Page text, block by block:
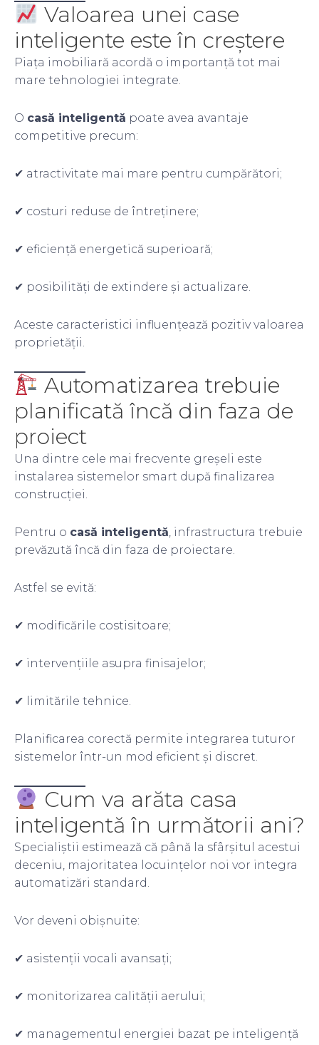
Valoarea unei case
inteligente este în creștere
Piața imobiliară acordă o importanță tot mai
mare tehnologiei integrate.
O casă inteligentă poate avea avantaje
competitive precum:
✔ atractivitate mai mare pentru cumpărători;
✔ costuri reduse de întreținere;
✔ eficiență energetică superioară;
✔ posibilități de extindere și actualizare.
Aceste caracteristici influențează pozitiv valoarea
proprietății.
Automatizarea trebuie
planificată încă din faza de
proiect
Una dintre cele mai frecvente greșeli este
instalarea sistemelor smart după finalizarea
construcției.
Pentru o casă inteligentă , infrastructura trebuie
prevăzută încă din faza de proiectare.
Astfel se evită:
✔ modificările costisitoare;
✔ intervențiile asupra finisajelor;
✔ limitările tehnice.
Planificarea corectă permite integrarea tuturor
sistemelor într-un mod eficient și discret.
Cum va arăta casa
inteligentă în următorii ani?
Specialiștii estimează că până la sfârșitul acestui
deceniu, majoritatea locuințelor noi vor integra
automatizări standard.
Vor deveni obișnuite:
✔ asistenții vocali avansați;
✔ monitorizarea calității aerului;
✔ managementul energiei bazat pe inteligență